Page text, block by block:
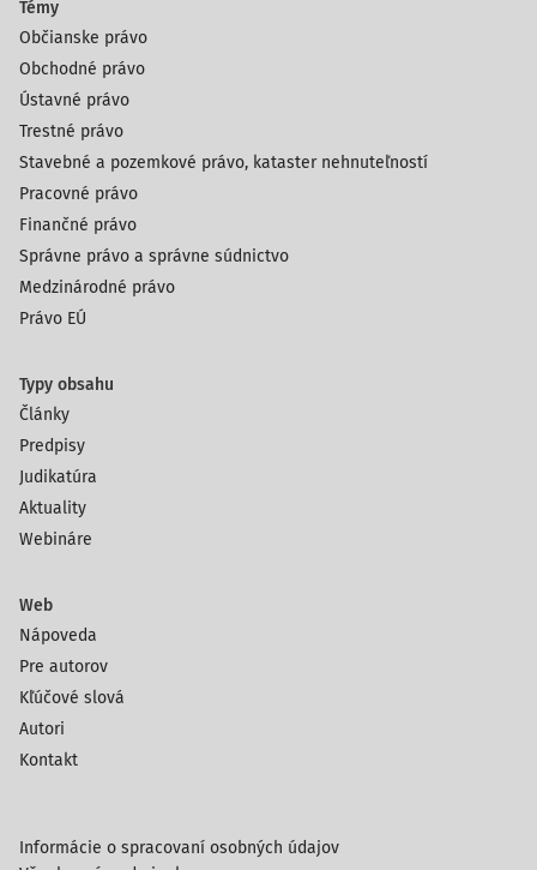
Témy
Občianske právo
Obchodné právo
Ústavné právo
Trestné právo
Stavebné a pozemkové právo, kataster nehnuteľností
Pracovné právo
Finančné právo
Správne právo a správne súdnictvo
Medzinárodné právo
Právo EÚ
Typy obsahu
Články
Predpisy
Judikatúra
Aktuality
Webináre
Web
Nápoveda
Pre autorov
Kľúčové slová
Autori
Kontakt
Informácie o spracovaní osobných údajov